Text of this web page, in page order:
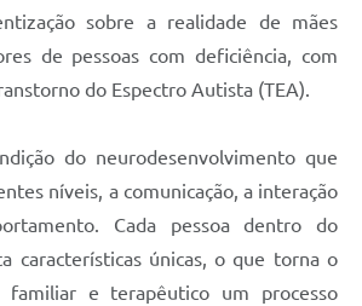
sobre a realidade de mães
de pessoas com deficiência, com
do Espectro Autista (TEA).
do neurodesenvolvimento que
níveis, a comunicação, a interação
Cada pessoa dentro do
características únicas, o que torna o
familiar e terapêutico um processo